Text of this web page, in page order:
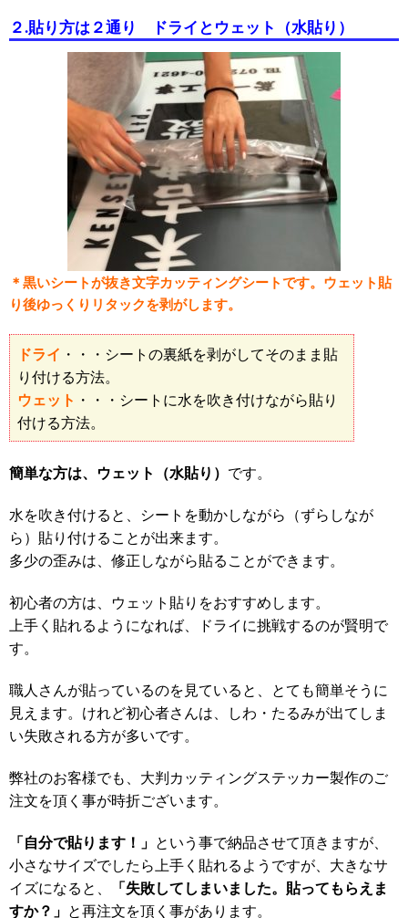
２.貼り方は２通り ドライとウェット（水貼り）
＊黒いシートが抜き文字カッティングシートです。ウェット貼
り後ゆっくりリタックを剥がします。
ドライ ・・・シートの裏紙を剥がしてそのまま貼
り付ける方法。
ウェット ・・・シートに水を吹き付けながら貼り
付ける方法。
簡単な方は、ウェット（水貼り） です。
水を吹き付けると、シートを動かしながら（ずらしなが
ら）貼り付けることが出来ます。
多少の歪みは、修正しながら貼ることができます。
初心者の方は、ウェット貼りをおすすめします。
上手く貼れるようになれば、ドライに挑戦するのが賢明で
す。
職人さんが貼っているのを見ていると、とても簡単そうに
見えます。けれど初心者さんは、しわ・たるみが出てしま
い失敗される方が多いです。
弊社のお客様でも、大判カッティングステッカー製作のご
注文を頂く事が時折ございます。
「自分で貼ります！」 という事で納品させて頂きますが、
小さなサイズでしたら上手く貼れるようですが、大きなサ
イズになると、
「失敗してしまいました。貼ってもらえま
すか？」 と再注文を頂く事があります。